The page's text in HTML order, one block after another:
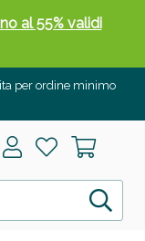
per ordine minimo
al 55% validi